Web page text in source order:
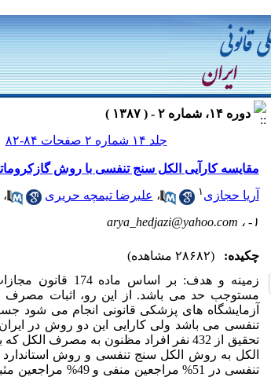
دوره ۱۴، شماره ۲ - ( ۱۳۸۷ )
جلد ۱۴ شماره ۲ صفحات ۸۴-۸۲
مقایسه کارآیی الکل سنج تنفسی با روش
آریا حجازی ۱ ، علیرضا تیمچه حریری ،
۱- ،
arya_hedjazi@yahoo.com
چکیده:
(۲۸۶۸۲ مشاهده)
زمینه و هدف:
مستوجب حد می باشد. از این رو، اثبات مصرف
آزمایشگاه های پزشکی قانونی انجام می شود
تنفسی می باشد ولی کارایی این دو روش در
تحقیق از 432 نفر افراد مظنون به مصرف
الکل به روش الکل سنج تنفسی و روش
تنفسی در 51%